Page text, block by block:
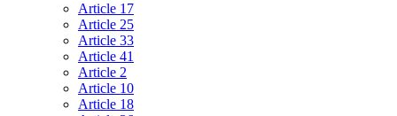
Article 17
Article 25
Article 33
Article 41
Article 2
Article 10
Article 18